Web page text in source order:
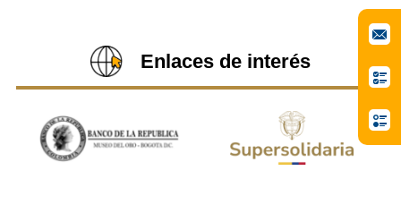
Enlaces de interés